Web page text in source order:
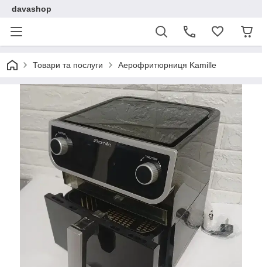
davashop
Товари та послуги Аерофритюрниця Kamille